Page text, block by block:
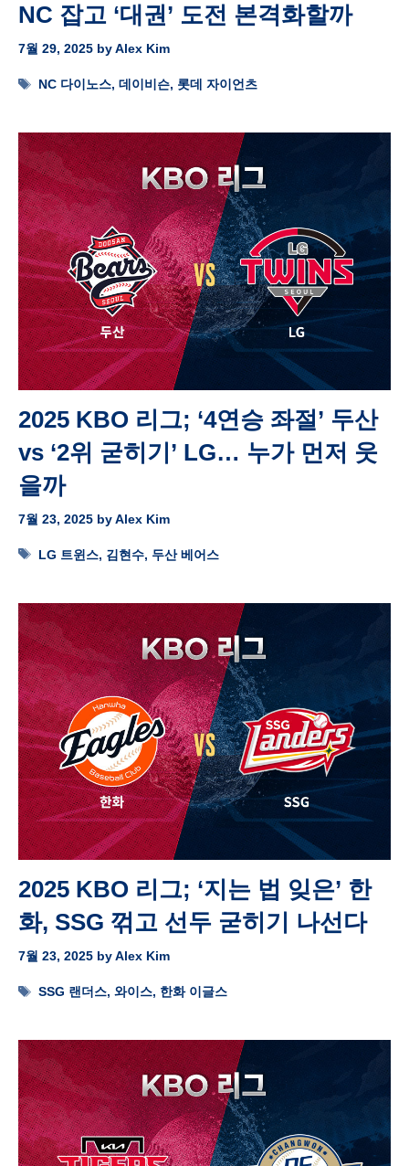
NC 잡고 ‘대권’ 도전 본격화할까
7월 29, 2025 byAlex Kim
Tags
NC 다이노스,데이비슨, 롯데 자이언츠
2025 KBO 리그; ‘4연승 좌절’ 두산
vs ‘2위 굳히기’ LG… 누가 먼저 웃
을까
7월 23, 2025 byAlex Kim
Tags
LG 트윈스, 김현수, 두산 베어스
2025 KBO 리그; ‘지는 법 잊은’ 한
화, SSG 꺾고 선두 굳히기 나선다
7월 23, 2025 byAlex Kim
Tags
SSG 랜더스,와이스, 한화 이글스